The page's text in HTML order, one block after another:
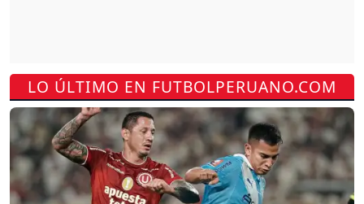
LO ÚLTIMO EN FUTBOLPERUANO.COM